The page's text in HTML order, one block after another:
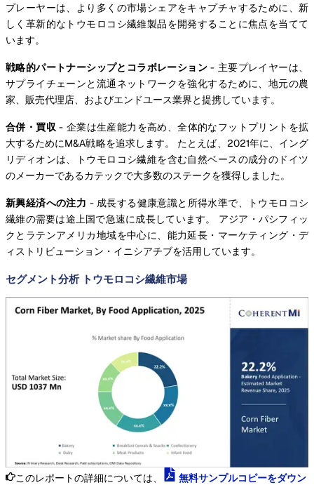
プレーヤーは、より多くの市場シェアをキャプチャするために、新
しく革新的なトウモロコシ繊維製品を開発することに焦点を当てて
います。
戦略的パートナーシップとコラボレーション - 主要プレイヤーは、
サプライチェーンと流通ネットワークを強化するために、地元の農
家、販売代理店、およびエンドユース業界と提携しています。
合併・買収 - 企業は生産能力を高め、全体的なフットプリントを拡
大するためにM&A戦略を追求します。 たとえば、2021年に、イング
リディオンは、トウモロコシ繊維を含む自然ベースの成分のドイツ
のメーカーであるカテックで大多数のステークを獲得しました。
新興経済への注力 - 成長する健康意識と所得水準で、トウモロコシ
繊維の需要は途上国で急速に成長しています。 アジア・パシフィッ
クとラテンアメリカ地域を中心に、能力延長・マーケティング・デ
ィストリビューション・イニシアチブを活用しています。
セグメント分析 トウモロコシ繊維市場
このレポートの詳細については、
無料サンプルコピーをダウン